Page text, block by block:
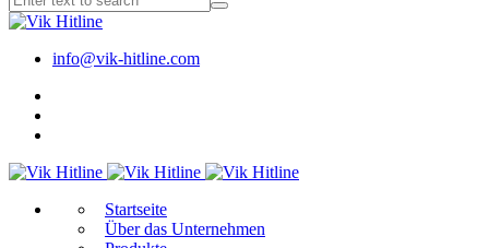
info@vik-hitline.com
Start­sei­te
Über das Unternehmen